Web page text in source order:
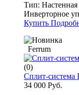
Тип:
Инверторное
Купить
Ferrum
(0)
Сплит-система
34 000 Руб.